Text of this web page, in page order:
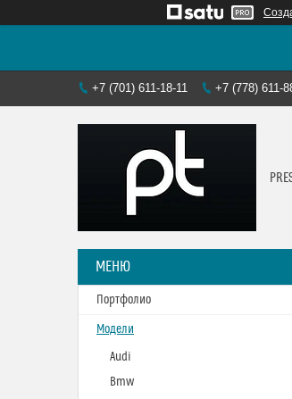
+7 (701) 611-18-11 +7 (778) 611-
Портфолио
Модели
Audi
Bmw